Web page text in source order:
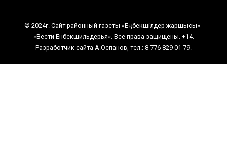
© 2024г. Сайт районный газеты «Еңбекшiлдер жаршысы» -
«Вести Енбекшильдерья». Все права защищены. +14.
Разработчик сайта А.Оспанов, тел.: 8-776-829-01-79.